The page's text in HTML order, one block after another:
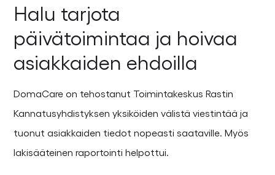
Halu tarjota
päivätoimintaa ja hoivaa
asiakkaiden ehdoilla
DomaCare on tehostanut Toimintakeskus Rastin
Kannatusyhdistyksen yksiköiden välistä viestintää ja
tuonut asiakkaiden tiedot nopeasti saataville. Myös
lakisääteinen raportointi helpottui.